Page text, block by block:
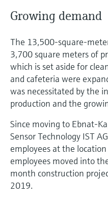
Growing demand
The 13,500-square-
3,700 square meters of
which is set aside for
and cafeteria were
was necessitated by the
production and the
Since moving to Ebnat-
Sensor Technology IST
employees at the
employees moved into
month construction
2019.